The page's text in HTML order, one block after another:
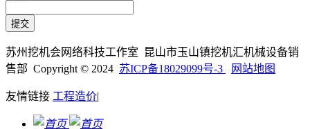
苏州挖机会网络科技工作室 昆山市玉山镇挖机汇机械设备销
售部 Copyright © 2024 苏ICP备18029099号-3 网站地图
友情链接 工程造价|